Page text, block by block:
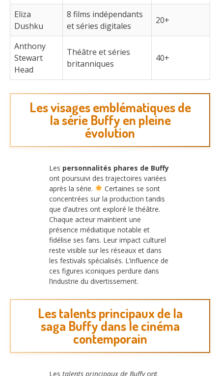
Eliza
Dushku
8 films indépendants
et séries digitales
20+
Anthony
Stewart
Head
Théâtre et séries
britanniques
40+
Les visages emblématiques de
la série Buffy en pleine
évolution
Les personnalités phares de Buffy
ont poursuivi des trajectoires variées
après la série.
Certaines se sont
concentrées sur la production tandis
que d’autres ont exploré le théâtre.
Chaque acteur maintient une
présence médiatique notable et
fidélise ses fans. Leur impact culturel
reste visible sur les réseaux et dans
les festivals spécialisés. L’influence de
ces figures iconiques perdure dans
l’industrie du divertissement.
Les talents principaux de la
saga Buffy dans le cinéma
contemporain
Les talents principaux de Buffyont